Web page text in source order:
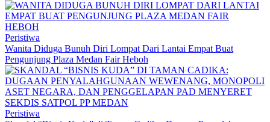
Peristiwa
Wanita Diduga Bunuh Diri Lompat Dari Lantai Empat ‎Buat
Pengunjung Plaza Medan Fair Heboh
Peristiwa